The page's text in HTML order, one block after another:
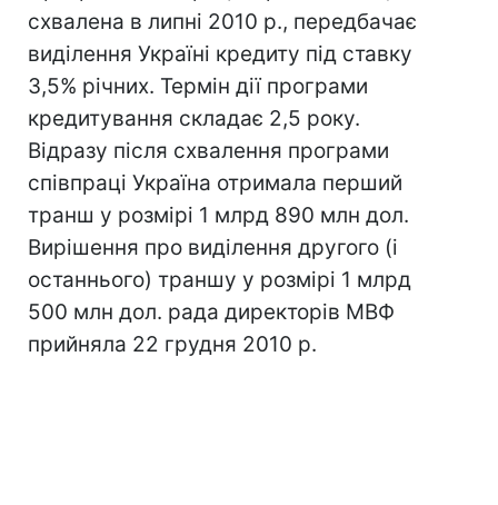
схвалена в липні 2010 р., передбачає
виділення Україні кредиту під ставку
3,5% річних. Термін дії програми
кредитування складає 2,5 року.
Відразу після схвалення програми
співпраці Україна отримала перший
транш у розмірі 1 млрд 890 млн дол.
Вирішення про виділення другого (і
останнього) траншу у розмірі 1 млрд
500 млн дол. рада директорів МВФ
прийняла 22 грудня 2010 р.